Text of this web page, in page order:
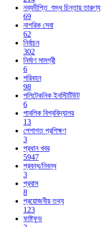
নব্যদীপ্তি_শুদ্ধ চিন্তায় তারুণ্য
69
নাগরিক সেবা
62
নির্বাচন
302
নির্মাণ সামগ্রী
6
পরিবহন
98
পলিটেকনিক ইনস্টিটিউট
6
পাবলিক বিশ্ববিদ্যালয়
13
পেশাগত প্রশিক্ষণ
3
প্রধান খবর
5947
প্রবন্ধ/নিবন্ধ
3
প্রবাস
8
প্রয়োজনীয় তথ্য
123
ফাষ্টফুড